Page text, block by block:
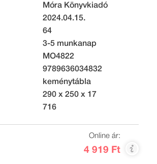
Móra Könyvkiadó
2024.04.15.
64
3-5 munkanap
MO4822
9789636034832
keménytábla
290 x 250 x 17
716
Online ár:
4 919 Ft